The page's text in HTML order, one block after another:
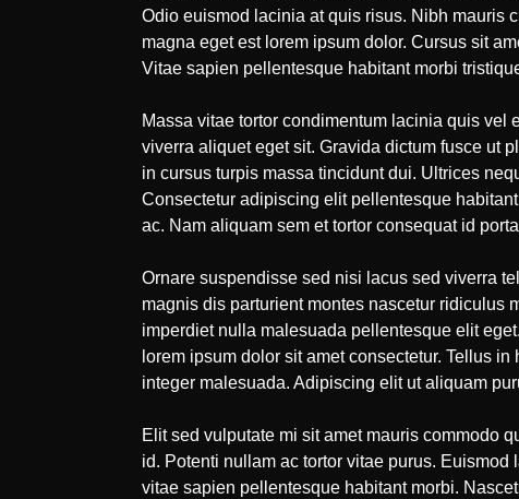
Odio euismod lacinia at quis risus. Nibh mauris
magna eget est lorem ipsum dolor. Cursus sit
Vitae sapien pellentesque habitant morbi
Massa vitae tortor condimentum lacinia quis vel
viverra aliquet eget sit. Gravida dictum fusce ut
in cursus turpis massa tincidunt dui. Ultrices
Consectetur adipiscing elit pellentesque
ac. Nam aliquam sem et tortor consequat id
Ornare suspendisse sed nisi lacus sed viverra
magnis dis parturient montes nascetur ridiculus
imperdiet nulla malesuada pellentesque elit
lorem ipsum dolor sit amet consectetur. Tellus
integer malesuada. Adipiscing elit ut aliquam
Elit sed vulputate mi sit amet mauris commodo
id. Potenti nullam ac tortor vitae purus.
vitae sapien pellentesque habitant morbi.